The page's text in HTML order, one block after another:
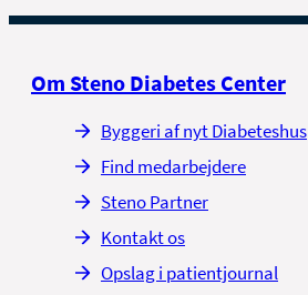
Om Steno Diabetes Center
Byggeri af nyt Diabeteshus
Find medarbejdere
Steno Partner
Kontakt os
Opslag i patientjournal